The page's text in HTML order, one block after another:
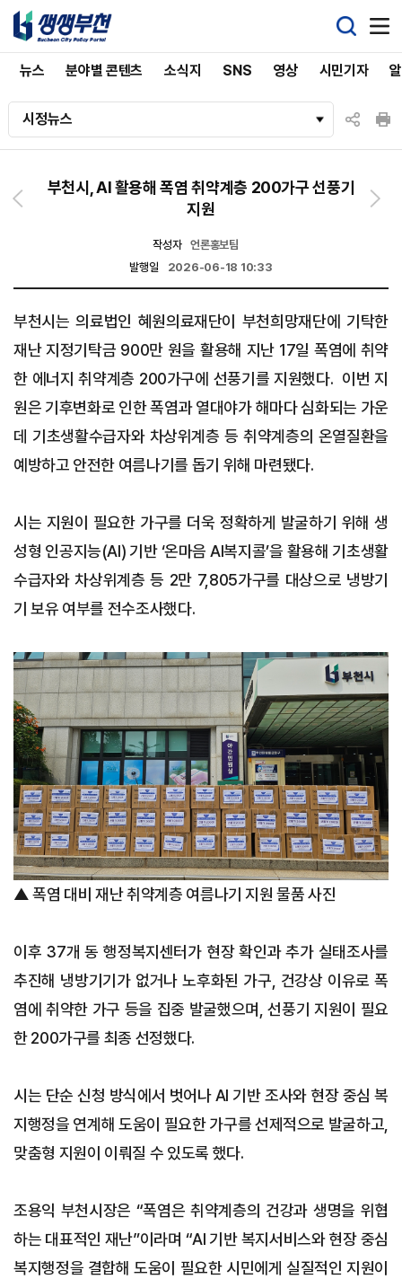
뉴스 분야별 콘텐츠 소식지 SNS 영상 시민기자
시정뉴스
부천시, AI 활용해 폭염 취약계층 200가구 선풍기
지원
작성자
언론홍보팀
발행일
2026-06-18 10:33
부천시는 의료법인 혜원의료재단이 부천희망재단에 기탁한
재난 지정기탁금 900만 원을 활용해 지난 17일 폭염에 취약
한 에너지 취약계층 200가구에 선풍기를 지원했다. 이번 지
원은 기후변화로 인한 폭염과 열대야가 해마다 심화되는 가운
데 기초생활수급자와 차상위계층 등 취약계층의 온열질환을
예방하고 안전한 여름나기를 돕기 위해 마련됐다.
시는 지원이 필요한 가구를 더욱 정확하게 발굴하기 위해 생
성형 인공지능(AI) 기반 ‘온마음 AI복지콜’을 활용해 기초생활
수급자와 차상위계층 등 2만 7,805가구를 대상으로 냉방기
기 보유 여부를 전수조사했다.
▲ 폭염 대비 재난 취약계층 여름나기 지원 물품 사진
이후 37개 동 행정복지센터가 현장 확인과 추가 실태조사를
추진해 냉방기기가 없거나 노후화된 가구, 건강상 이유로 폭
염에 취약한 가구 등을 집중 발굴했으며, 선풍기 지원이 필요
한 200가구를 최종 선정했다.
시는 단순 신청 방식에서 벗어나 AI 기반 조사와 현장 중심 복
지행정을 연계해 도움이 필요한 가구를 선제적으로 발굴하고,
맞춤형 지원이 이뤄질 수 있도록 했다.
조용익 부천시장은 “폭염은 취약계층의 건강과 생명을 위협
하는 대표적인 재난”이라며 “AI 기반 복지서비스와 현장 중심
복지행정을 결합해 도움이 필요한 시민에게 실질적인 지원이